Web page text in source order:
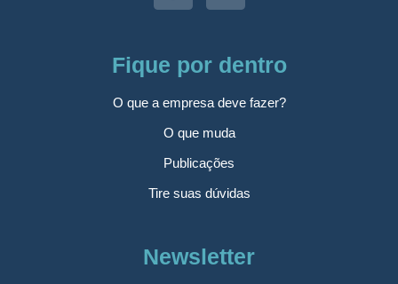
Fique por dentro
O que a empresa deve fazer?
O que muda
Publicações
Tire suas dúvidas
Newsletter